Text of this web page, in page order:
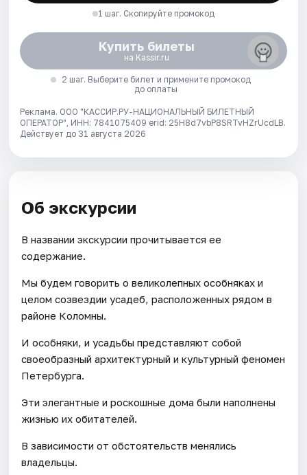
1 шаг. Скопируйте промокод
Купить билеты
на Kassir.ru
2 шаг. Выберите билет и примените промокод
до оплаты
Реклама. ООО "КАССИР.РУ-НАЦИОНАЛЬНЫЙ БИЛЕТНЫЙ
ОПЕРАТОР", ИНН: 7841075409 erid: 25H8d7vbP8SRTvHZrUcdLB.
Действует до 31 августа 2026
Об экскурсии
В названии экскурсии прочитывается ее
содержание.
Мы будем говорить о великолепных особняках и
целом созвездии усадеб, расположенных рядом в
районе Коломны.
И особняки, и усадьбы представляют собой
своеобразный архитектурный и культурный феномен
Петербурга.
Эти элегантные и роскошные дома были наполнены
жизнью их обитателей.
В зависимости от обстоятельств менялись
владельцы.